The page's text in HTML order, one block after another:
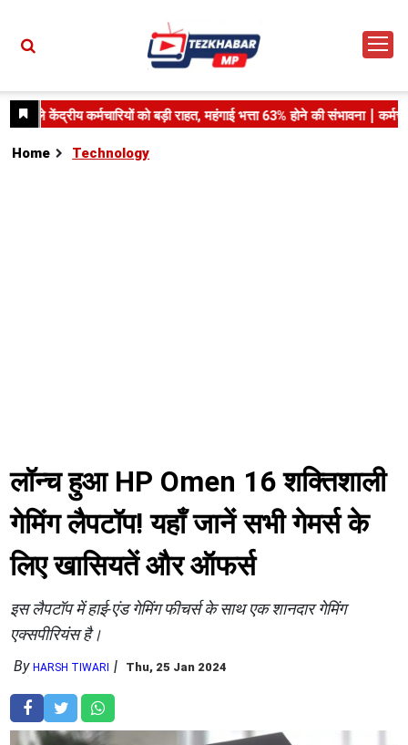
Home Technology
लॉन्च हुआ HP Omen 16 शक्तिशाली
गेमिंग लैपटॉप! यहाँ जानें सभी गेमर्स के
लिए खासियतें और ऑफर्स
इस लैपटॉप में हाई-एंड गेमिंग फीचर्स के साथ एक शानदार गेमिंग
एक्सपीरियंस है।
ByHARSH TIWARI Thu, 25 Jan 2024